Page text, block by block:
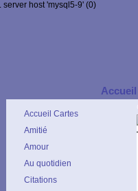
server host 'mysql5-9' (0)
Accueil
Accueil Cartes
Amitié
Amour
Au quotidien
Citations